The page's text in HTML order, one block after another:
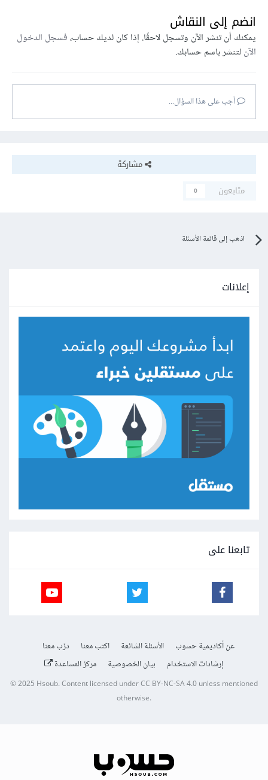
انضم إلى النقاش
يمكنك أن تنشر الآن وتسجل لاحقًا. إذا كان لديك حساب،فسجل الدخول
الآنلتنشر باسم حسابك.
أجب على هذا السؤال...
مشاركة
متابعون
0
اذهب إلى قائمة الأسئلة
إعلانات
تابعنا على
عن أكاديمية حسوب الأسئلة الشائعة اكتب معنا
درّب معنا
إرشادات الاستخدام
بيان الخصوصية مركز المساعدة
© 2025Hsoub.Content licensed underCC BY-NC-SA 4.0unless mentioned
otherwise.